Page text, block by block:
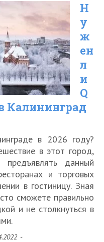
для
поездки
в
Казань
в
2026
Н
у
ж
ен
л
и
Q
Калининград
в 2026 году?
в этот город,
данный
и торговых
в гостиницу. Зная
сможете правильно
и не столкнуться в